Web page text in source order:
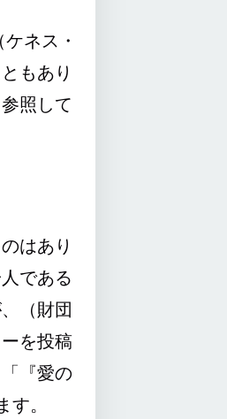
ネス・
もあり
照して
はあり
である
（財団
を投稿
『愛の
。